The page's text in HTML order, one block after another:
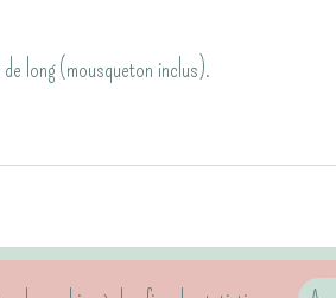
long (mousqueton inclus).
Mentions légales & RGPD